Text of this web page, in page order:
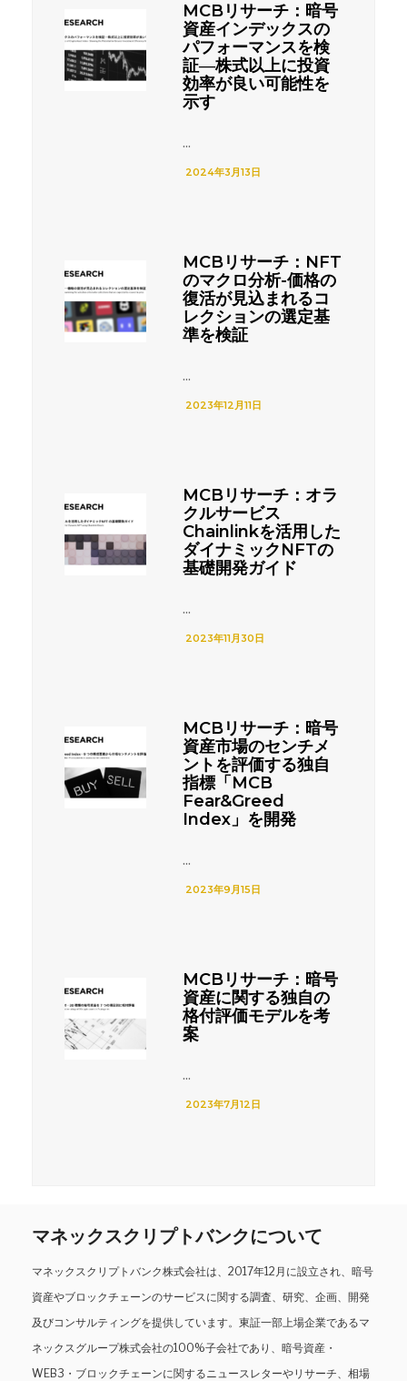
MCBリサーチ：暗号
資産インデックスの
パフォーマンスを検
証―株式以上に投資
効率が良い可能性を
示す
...
2024年3月13日
MCBリサーチ：NFT
のマクロ分析-価格の
復活が見込まれるコ
レクションの選定基
準を検証
...
2023年12月11日
MCBリサーチ：オラ
クルサービス
Chainlinkを活用した
ダイナミックNFTの
基礎開発ガイド
...
2023年11月30日
MCBリサーチ：暗号
資産市場のセンチメ
ントを評価する独自
指標「MCB
Fear&Greed
Index」を開発
...
2023年9月15日
MCBリサーチ：暗号
資産に関する独自の
格付評価モデルを考
案
...
2023年7月12日
マネックスクリプトバンクについて
マネックスクリプトバンク株式会社は、2017年12月に設立され、暗号
資産やブロックチェーンのサービスに関する調査、研究、企画、開発
及びコンサルティングを提供しています。東証一部上場企業であるマ
ネックスグループ株式会社の100%子会社であり、暗号資産・
WEB3・ブロックチェーンに関するニュースレターやリサーチ、相場